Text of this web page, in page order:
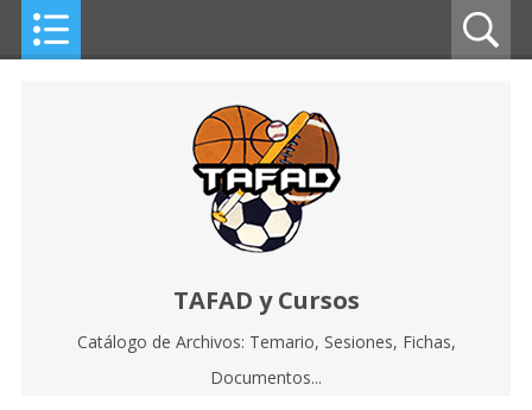
TAFAD y Cursos
Catálogo de Archivos: Temario, Sesiones, Fichas,
Documentos...